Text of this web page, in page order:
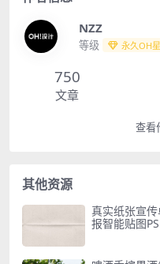
NZZ
等级 永久OH
750
文章
查看
其他资源
真实纸张宣
报智能贴图